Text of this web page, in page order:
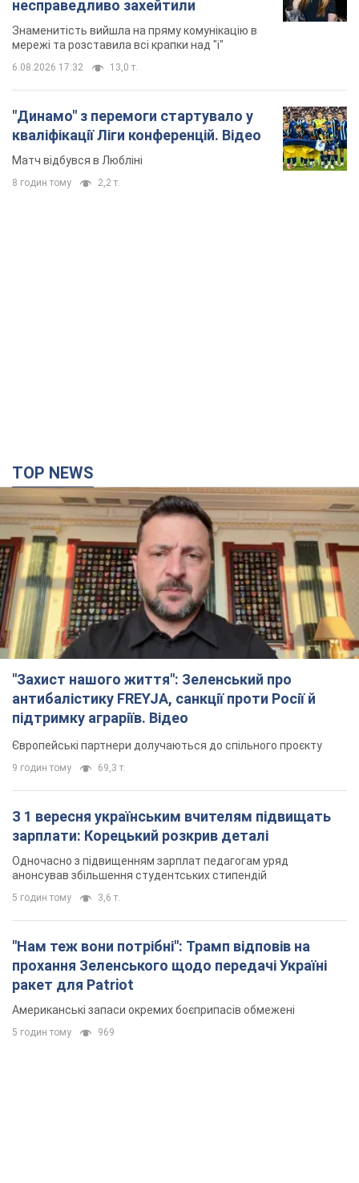
несправедливо захейтили
Знаменитість вийшла на пряму комунікацію в
мережі та розставила всі крапки над "і"
6.08.2026 17:32 13,0 т.
"Динамо" з перемоги стартувало у
кваліфікації Ліги конференцій. Відео
Матч відбувся в Любліні
8 годин тому 2,2 т.
TOP NEWS
"Захист нашого життя": Зеленський про
антибалістику FREYJA, санкції проти Росії й
підтримку аграріїв. Відео
Європейські партнери долучаються до спільного проєкту
9 годин тому 69,3 т.
З 1 вересня українським вчителям підвищать
зарплати: Корецький розкрив деталі
Одночасно з підвищенням зарплат педагогам уряд
анонсував збільшення студентських стипендій
5 годин тому 3,6 т.
"Нам теж вони потрібні": Трамп відповів на
прохання Зеленського щодо передачі Україні
ракет для Patriot
Американські запаси окремих боєприпасів обмежені
5 годин тому 969